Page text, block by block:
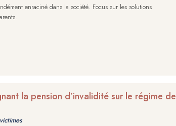
enraciné dans la société. Focus sur les solutions
la pension d’invalidité sur le régime de